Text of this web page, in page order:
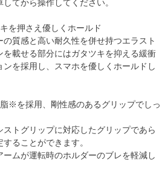
てから操作してください。
を押さえ優しくホールド
の質感と高い耐久性を併せ持つエラスト
を載せる部分にはガタツキを抑える緩衝
を採用し、スマホを優しくホールドし
※を採用、剛性感のあるグリップでしっ
ストグリップに対応したグリップであら
ることができます。
ームが運転時のホルダーのブレを軽減し